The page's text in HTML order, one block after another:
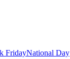
FridayNational Day